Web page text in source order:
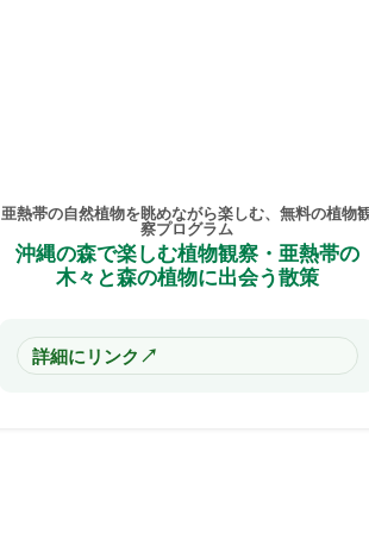
亜熱帯の自然植物を眺めながら楽しむ、無料の植物
察プログラム
沖縄の森で楽しむ植物観察・亜熱帯の
木々と森の植物に出会う散策
詳細にリンク ↗